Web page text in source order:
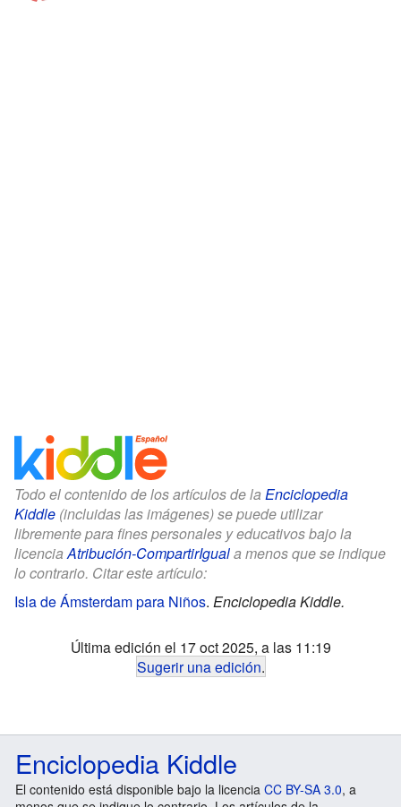
Todo el contenido de los artículos de la Enciclopedia
Kiddle (incluidas las imágenes) se puede utilizar
libremente para fines personales y educativos bajo la
licenciaAtribución-CompartirIguala menos que se indique
lo contrario. Citar este artículo:
Isla de Ámsterdam para Niños. Enciclopedia Kiddle.
Última edición el 17 oct 2025, a las 11:19
Sugerir una edición.
Enciclopedia Kiddle
El contenido está disponible bajo la licencia CC BY-SA 3.0, a